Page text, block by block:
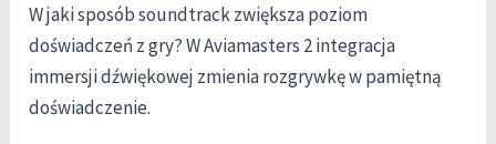
W jaki sposób soundtrack zwiększa poziom
doświadczeń z gry? W Aviamasters 2 integracja
immersji dźwiękowej zmienia rozgrywkę w pamiętną
doświadczenie.